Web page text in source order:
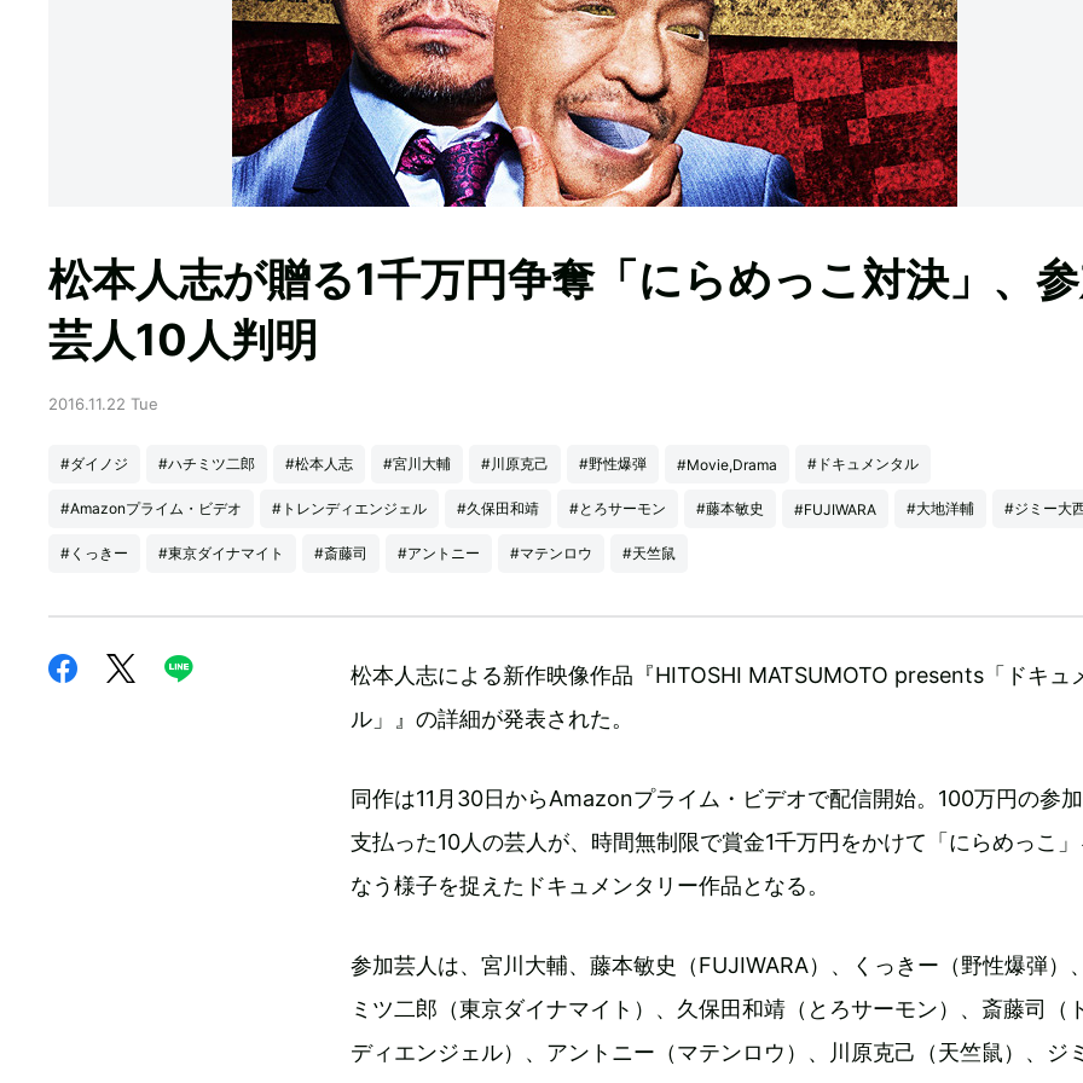
松本人志が贈る1千万円争奪「にらめっこ対決」、
芸人10人判明
2016.11.22 Tue
#ダイノジ #ハチミツ二郎 #松本人志 #宮川大輔 #川原克己 #野性爆弾 #Movie,Drama #ドキュメンタル
#Amazonプライム・ビデオ #トレンディエンジェル #久保田和靖 #とろサーモン #藤本敏史 #FUJIWARA #大地洋輔 #ジミー大
#くっきー #東京ダイナマイト #斎藤司 #アントニー #マテンロウ #天竺鼠
松本人志による新作映像作品『HITOSHI MATSUMOTO presents「ドキュ
ル」』の詳細が発表された。
同作は11月30日からAmazonプライム・ビデオで配信開始。100万円の参
支払った10人の芸人が、時間無制限で賞金1千万円をかけて「にらめっこ
なう様子を捉えたドキュメンタリー作品となる。
参加芸人は、宮川大輔、藤本敏史（FUJIWARA）、くっきー（野性爆弾）
ミツ二郎（東京ダイナマイト）、久保田和靖（とろサーモン）、斎藤司（
ディエンジェル）、アントニー（マテンロウ）、川原克己（天竺鼠）、ジ